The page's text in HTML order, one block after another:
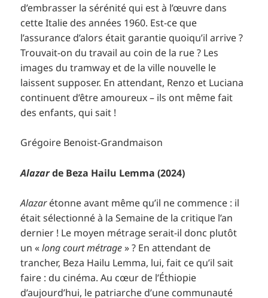
d’embrasser la sérénité qui est à l’œuvre dans
cette Italie des années 1960. Est-ce que
l’assurance d’alors était garantie quoiqu’il arrive ?
Trouvait-on du travail au coin de la rue ? Les
images du tramway et de la ville nouvelle le
laissent supposer. En attendant, Renzo et Luciana
continuent d’être amoureux – ils ont même fait
des enfants, qui sait !
Grégoire Benoist-Grandmaison
Alazarde Beza Hailu Lemma (2024)
Alazarétonne avant même qu’il ne commence : il
était sélectionné à la Semaine de la critique l’an
dernier ! Le moyen métrage serait-il donc plutôt
un «long court métrage» ? En attendant de
trancher, Beza Hailu Lemma, lui, fait ce qu’il sait
faire : du cinéma. Au cœur de l’Éthiopie
d’aujourd’hui, le patriarche d’une communauté